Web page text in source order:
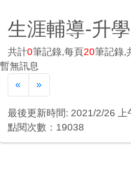
生涯輔導-升
共計0筆記錄,每頁20筆記錄,
暫無訊息
« Previous
»
最後更新時間: 2021/2/26 上
點閱次數：19038